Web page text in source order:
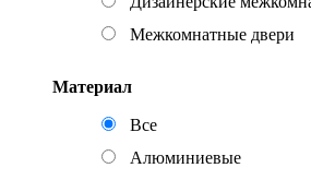
Межкомнатные двери
Материал
Все
Алюминиевые